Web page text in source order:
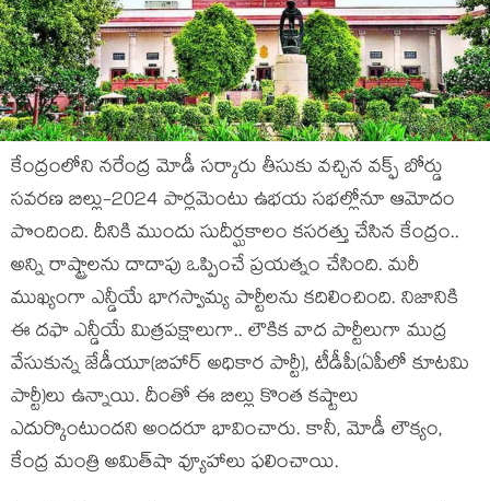
కేంద్రంలోని న‌రేంద్ర మోడీ స‌ర్కారు తీసుకు వ‌చ్చిన వ‌క్ఫ్ బోర్డు
స‌వ‌ర‌ణ బిల్లు-2024 పార్ల‌మెంటు ఉభ‌య స‌భ‌ల్లోనూ ఆమోదం
పొందింది. దీనికి ముందు సుదీర్ఘ‌కాలం క‌స‌ర‌త్తు చేసిన కేంద్రం..
అన్ని రాష్ట్రాల‌ను దాదాపు ఒప్పించే ప్ర‌య‌త్నం చేసింది. మరీ
ముఖ్యంగా ఎన్డీయే భాగ‌స్వామ్య పార్టీల‌ను క‌దిలించింది. నిజానికి
ఈ ద‌ఫా ఎన్డీయే మిత్ర‌ప‌క్షాలుగా.. లౌకిక వాద పార్టీలుగా ముద్ర
వేసుకున్న జేడీయూ(బిహార్ అధికార పార్టీ), టీడీపీ(ఏపీలో కూట‌మి
పార్టీ)లు ఉన్నాయి. దీంతో ఈ బిల్లు కొంత క‌ష్టాలు
ఎదుర్కొంటుంద‌ని అంద‌రూ భావించారు. కానీ, మోడీ లౌక్యం,
కేంద్ర మంత్రి అమిత్‌షా వ్యూహాలు ఫ‌లించాయి.